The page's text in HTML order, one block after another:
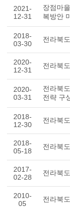
2021-
12-31
장점마
복방안
2018-
03-30
전라북
2020-
12-31
전라북
2020-
03-31
전라북
전략 구
2018-
12-30
전라북
2018-
05-18
전라북
2017-
02-28
전라북
2010-
05
전라북